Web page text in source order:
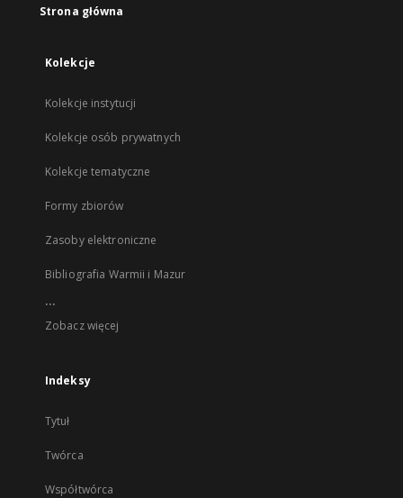
Strona główna
Kolekcje
Kolekcje instytucji
Kolekcje osób prywatnych
Kolekcje tematyczne
Formy zbiorów
Zasoby elektroniczne
Bibliografia Warmii i Mazur
...
Zobacz więcej
Indeksy
Tytuł
Twórca
Współtwórca